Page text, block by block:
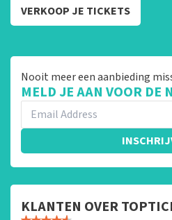
VERKOOP JE TICKETS
Nooit meer een aanbieding
MELD JE AAN VOOR DE
KLANTEN OVER